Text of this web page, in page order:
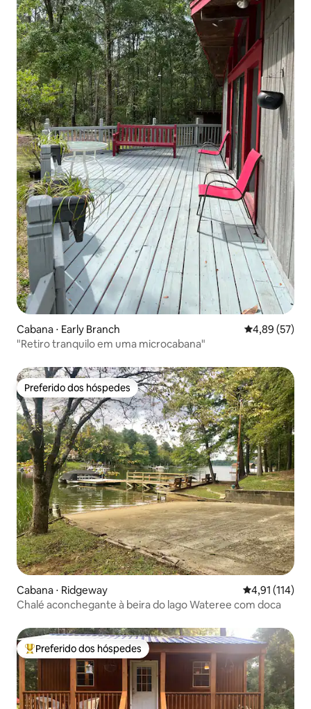
Cabana ⋅ Early Branch 4,89 de uma
4,89 (57)
"Retiro tranquilo em uma microcabana"
Preferido dos hóspedes
Preferido dos hóspedes
Cabana ⋅ Ridgeway 4,91 de uma
4,91 (114)
Chalé aconchegante à beira do lago Wateree com doca
Entre os melhores preferidos dos hóspedes
Preferido dos hóspedes